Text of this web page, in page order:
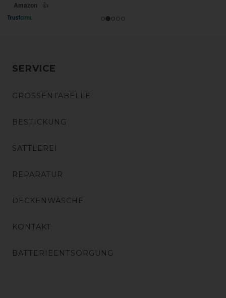
SERVICE
GRÖSSENTABELLE
BESTICKUNG
SATTLEREI
REPARATUR
DECKENWÄSCHE
KONTAKT
BATTERIEENTSORGUNG